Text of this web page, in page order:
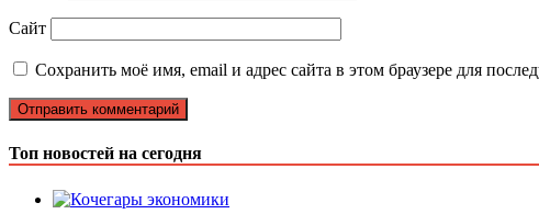
Сайт
Сохранить моё имя, email и адрес сайта в этом браузере для
Топ новостей на сегодня